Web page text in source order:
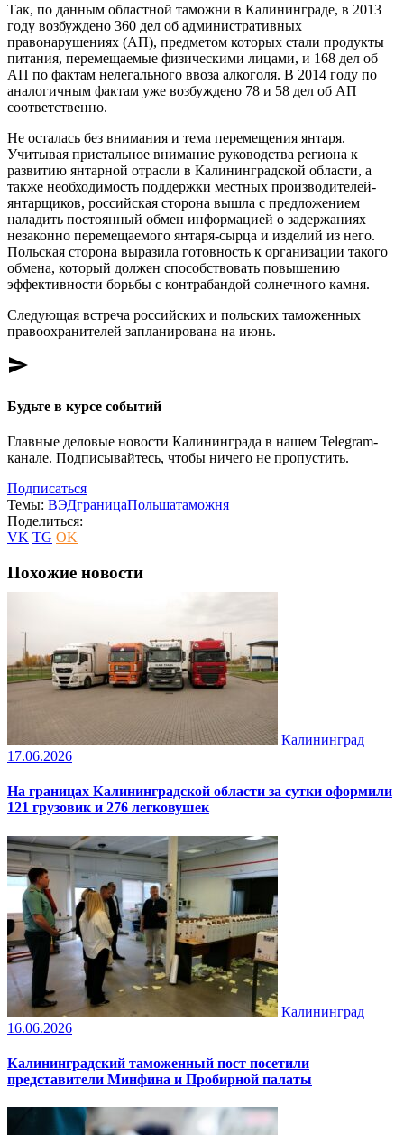
Так, по данным областной таможни в Калининграде, в 2013
году возбуждено 360 дел об административных
правонарушениях (АП), предметом которых стали продукты
питания, перемещаемые физическими лицами, и 168 дел об
АП по фактам нелегального ввоза алкоголя. В 2014 году по
аналогичным фактам уже возбуждено 78 и 58 дел об АП
соответственно.
Не осталась без внимания и тема перемещения янтаря.
Учитывая пристальное внимание руководства региона к
развитию янтарной отрасли в Калининградской области, а
также необходимость поддержки местных производителей-
янтарщиков, российская сторона вышла с предложением
наладить постоянный обмен информацией о задержаниях
незаконно перемещаемого янтаря-сырца и изделий из него.
Польская сторона выразила готовность к организации такого
обмена, который должен способствовать повышению
эффективности борьбы с контрабандой солнечного камня.
Следующая встреча российских и польских таможенных
правоохранителей запланирована на июнь.
send
Будьте в курсе событий
Главные деловые новости Калининграда в нашем Telegram-
канале. Подписывайтесь, чтобы ничего не пропустить.
Подписаться
Темы: ВЭДграницаПольшатаможня
Поделиться:
VK TG OK
Похожие новости
Калининград
17.06.2026
На границах Калининградской области за сутки оформили
121 грузовик и 276 легковушек
Калининград
16.06.2026
Калининградский таможенный пост посетили
представители Минфина и Пробирной палаты